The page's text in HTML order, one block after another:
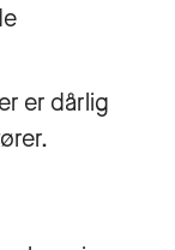
er dårlig